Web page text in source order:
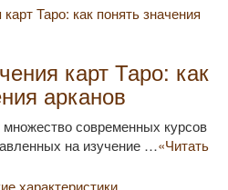
карт Таро: как
арканов
современных курсов
на изучение …«Читать